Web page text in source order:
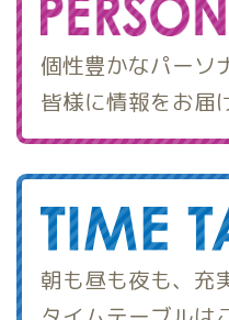
個性豊かなパーソ
皆様に情報をお届
朝も昼も夜も、充